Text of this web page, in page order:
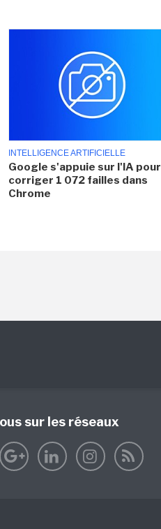
INTELLIGENCE ARTIFICIELLE
Google s'appuie sur l'IA pour
corriger 1 072 failles dans
Chrome
sur les réseaux